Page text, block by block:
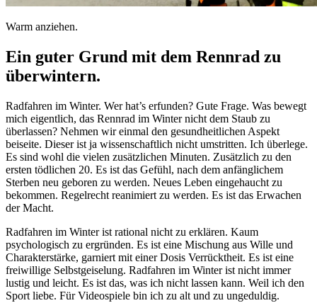
Warm anziehen.
Ein guter Grund mit dem Rennrad zu
überwintern.
Radfahren im Winter. Wer hat’s erfunden? Gute Frage. Was bewegt
mich eigentlich, das Rennrad im Winter nicht dem Staub zu
überlassen? Nehmen wir einmal den gesundheitlichen Aspekt
beiseite. Dieser ist ja wissenschaftlich nicht umstritten. Ich überlege.
Es sind wohl die vielen zusätzlichen Minuten. Zusätzlich zu den
ersten tödlichen 20. Es ist das Gefühl, nach dem anfänglichem
Sterben neu geboren zu werden. Neues Leben eingehaucht zu
bekommen. Regelrecht reanimiert zu werden. Es ist das Erwachen
der Macht.
Radfahren im Winter ist rational nicht zu erklären. Kaum
psychologisch zu ergründen. Es ist eine Mischung aus Wille und
Charakterstärke, garniert mit einer Dosis Verrücktheit. Es ist eine
freiwillige Selbstgeiselung. Radfahren im Winter ist nicht immer
lustig und leicht. Es ist das, was ich nicht lassen kann. Weil ich den
Sport liebe. Für Videospiele bin ich zu alt und zu ungeduldig.